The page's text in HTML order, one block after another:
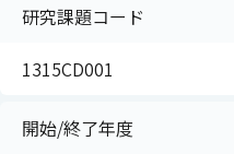
研究課題コード
1315CD001
開始/終了年度